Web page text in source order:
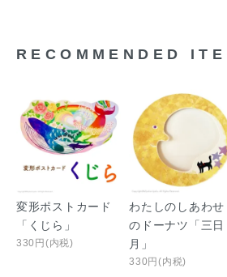
RECOMMENDED
変形ポストカード
「くじら」
330円(内税)
わたしのしあわせ
のドーナツ「三日
月」
330円(内税)